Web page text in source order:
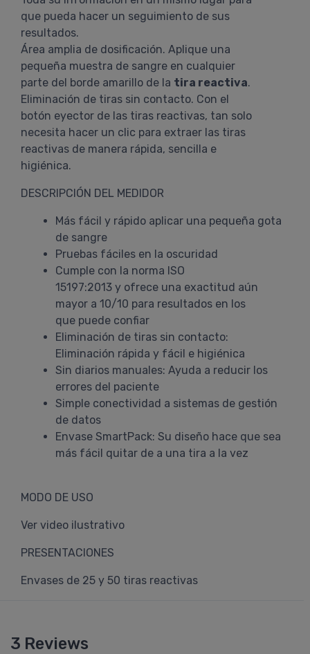
que pueda hacer un seguimiento de sus
resultados.
Área amplia de dosificación. Aplique una
pequeña muestra de sangre en cualquier
parte del borde amarillo de la tira reactiva.
Eliminación de tiras sin contacto. Con el
botón eyector de las tiras reactivas, tan solo
necesita hacer un clic para extraer las tiras
reactivas de manera rápida, sencilla e
higiénica.
DESCRIPCIÓN DEL MEDIDOR
Más fácil y rápido aplicar una pequeña gota
de sangre
Pruebas fáciles en la oscuridad
Cumple con la norma ISO
15197:2013 y ofrece una exactitud aún
mayor a 10/10 para resultados en los
que puede confiar
Eliminación de tiras sin contacto:
Eliminación rápida y fácil e higiénica
Sin diarios manuales: Ayuda a reducir los
errores del paciente
Simple conectividad a sistemas de gestión
de datos
Envase SmartPack: Su diseño hace que sea
más fácil quitar de a una tira a la vez
MODO DE USO
Ver video ilustrativo
PRESENTACIONES
Envases de 25 y 50 tiras reactivas
3 Reviews